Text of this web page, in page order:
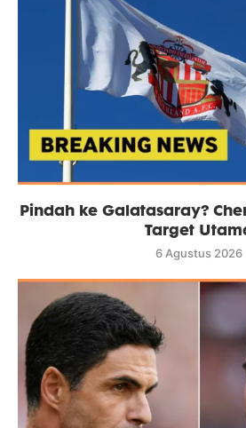
Pindah ke Galatasaray?
Target
6 Agustus 2026